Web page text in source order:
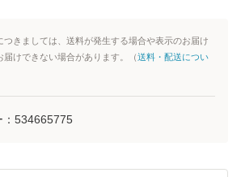
きましては、送料が発生する場合や表示のお届け
届けできない場合があります。（送料・配送につい
534665775